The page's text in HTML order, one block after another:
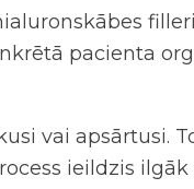
pacienta
vai apsārtusi.
ieildzis